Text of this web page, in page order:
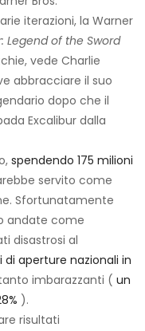
iterazioni, la Warner
Legend of the Sword
vede Charlie
abbracciare il suo
dopo che il
Excalibur dalla
spendendo 175 milioni
servito come
Sfortunatamente
andate come
disastrosi al
di aperture nazionali in
imbarazzanti ( un
).
risultati